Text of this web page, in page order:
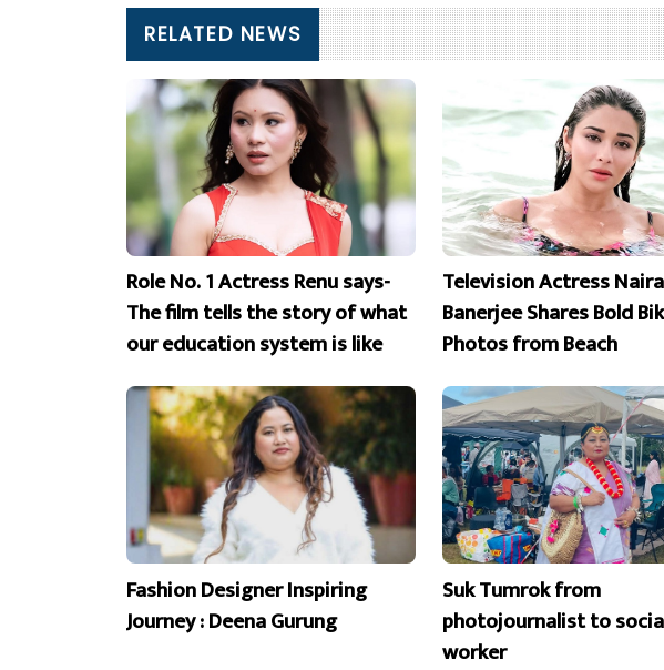
RELATED NEWS
Role No. 1 Actress Renu says-
The film tells the story of what
our education system is like
Television Actress Naira
Banerjee Shares Bold
Photos from Beach
Fashion Designer Inspiring
Journey : Deena Gurung
Suk Tumrok from
photojournalist to
worker